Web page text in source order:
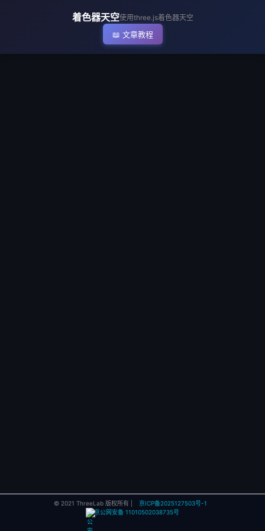
着色器天空使用three.js着色器天空
📖 文章教程
▶ 执行代码
© 2021 ThreeLab 版权所有 |
京ICP备2025127503号-1
京公网安备 11010502038735号